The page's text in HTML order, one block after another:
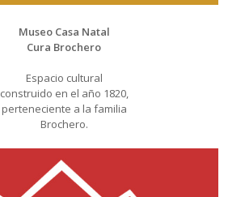
Museo Casa Natal
Cura Brochero
Espacio cultural
construido en el año 1820,
perteneciente a la familia
Brochero.